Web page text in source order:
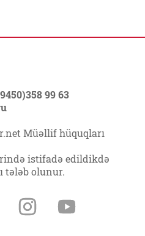
99 63
Müəllif hüquqları
istifadə edildikdə
tələb olunur.